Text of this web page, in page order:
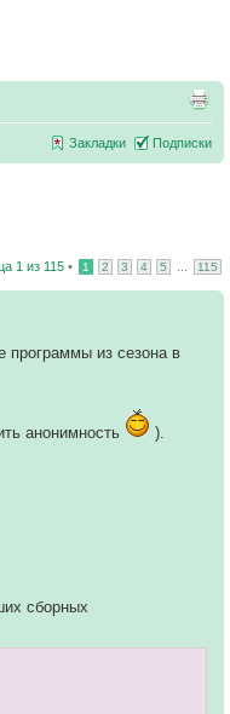
Закладки Подписки
1 из 115 • 1 2 3 4 5 115
программы из сезона в
анонимность ).
сборных